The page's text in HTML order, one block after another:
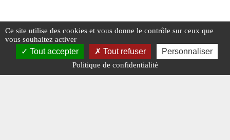
Ce site utilise des cookies et vous donne le contrôle sur ceux que
vous souhaitez activer
Tout accepter Tout refuser Personnaliser
Politique de confidentialité